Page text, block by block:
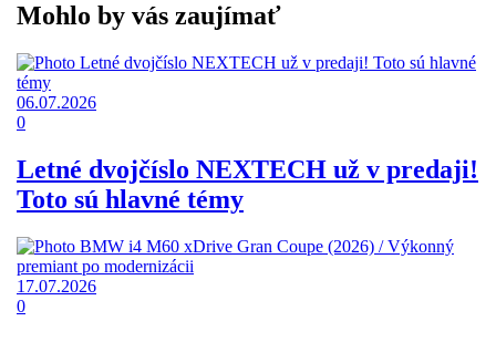
Mohlo by vás zaujímať
06.07.2026
0
Letné dvojčíslo NEXTECH už v predaji!
Toto sú hlavné témy
17.07.2026
0